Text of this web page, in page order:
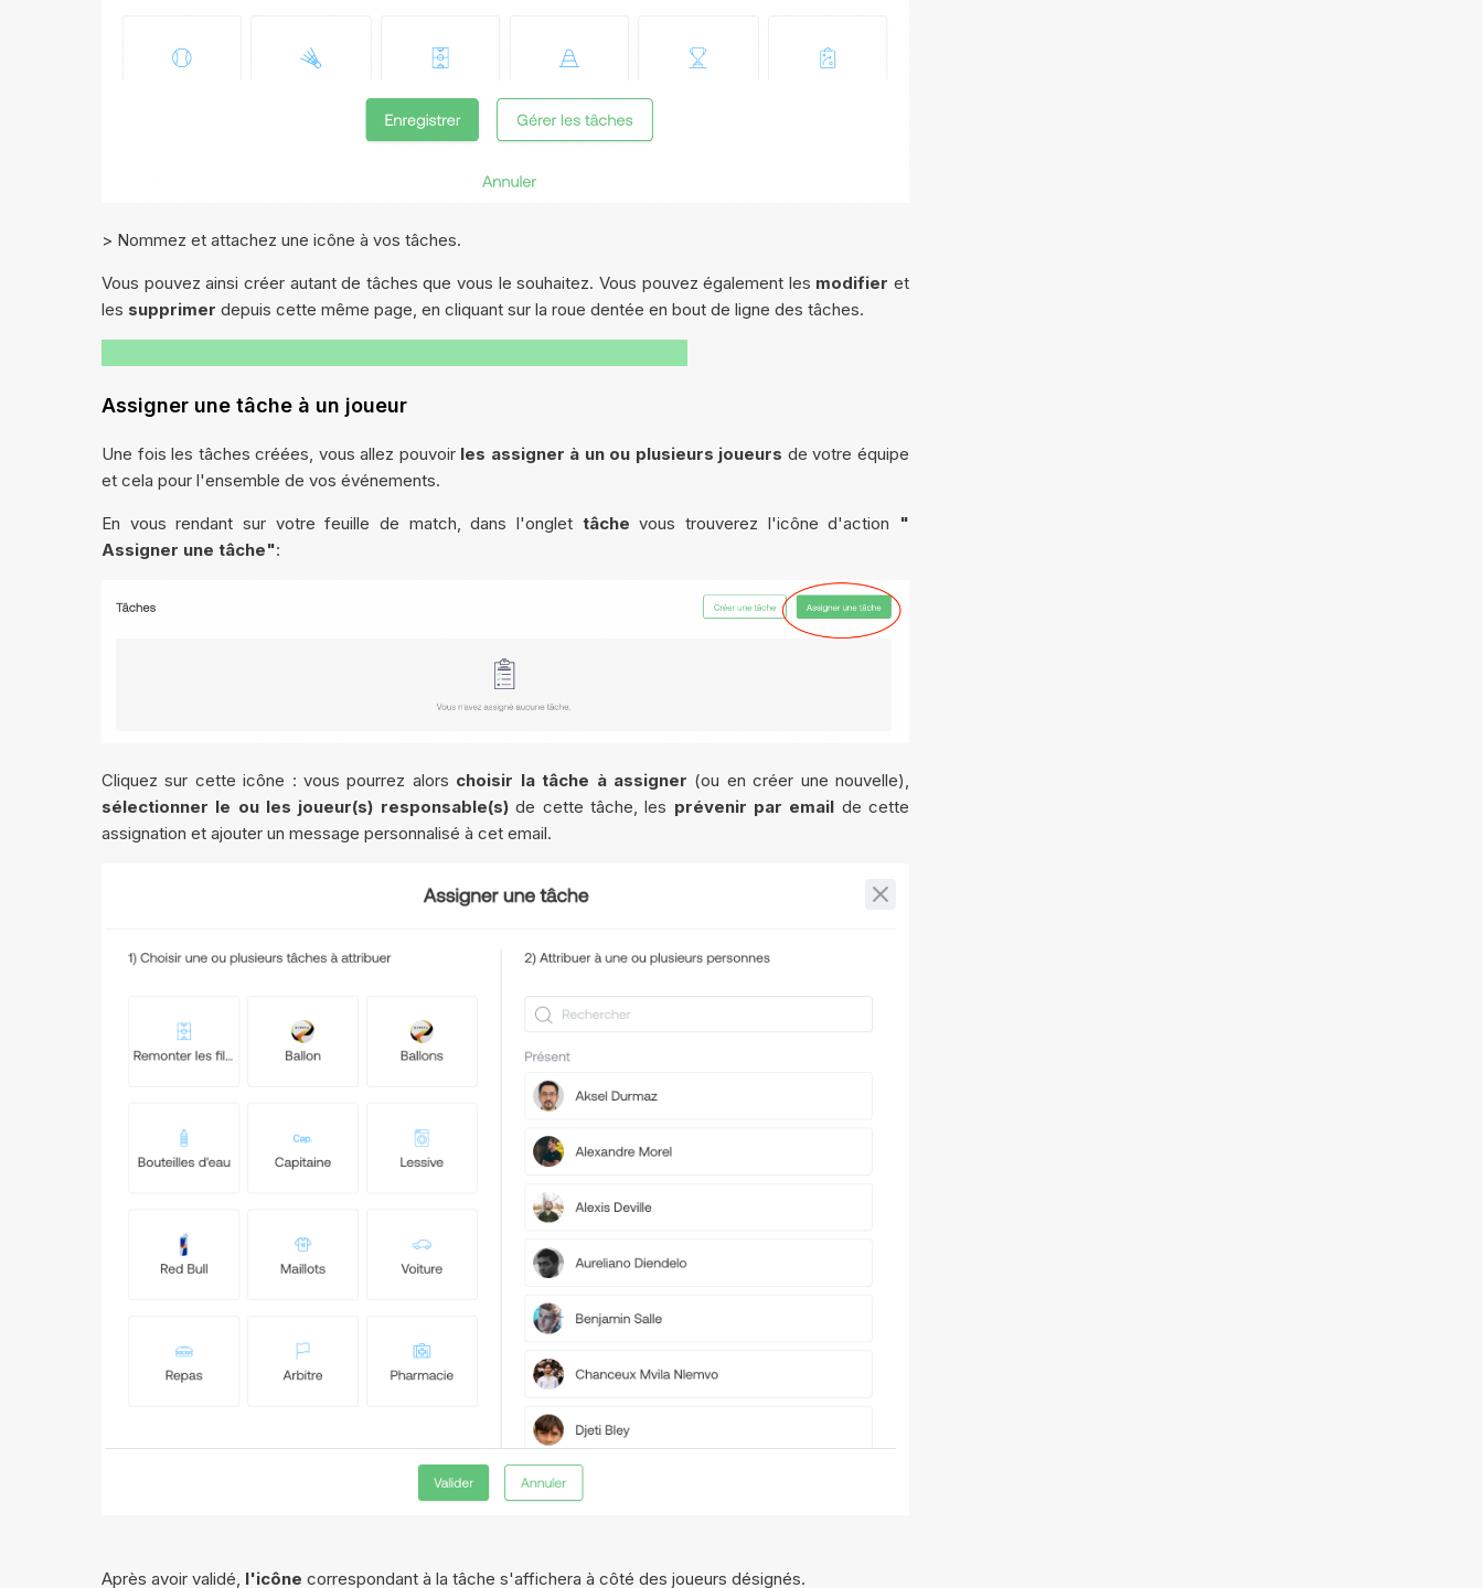
> Nommez et attachez une icône à vos tâches.
Vous pouvez ainsi créer autant de tâches que vous le souhaitez. Vous pouvez également les modifier et
les supprimer depuis cette même page, en cliquant sur la roue dentée en bout de ligne des tâches.
Assigner une tâche à un joueur
Une fois les tâches créées, vous allez pouvoir les assigner à un ou plusieurs joueurs de votre équipe
et cela pour l'ensemble de vos événements.
En vous rendant sur votre feuille de match, dans l'onglet tâche vous trouverez l'icône d'action
"
Assigner une tâche":
Cliquez sur cette icône : vous pourrez alors choisir la tâche à assigner (ou en créer une nouvelle),
sélectionner le ou les joueur(s) responsable(s)de cette tâche, les prévenir par email de cette
assignation et ajouter un message personnalisé à cet email.
Après avoir validé, l'icône correspondant à la tâche s'affichera à côté des joueurs désignés.